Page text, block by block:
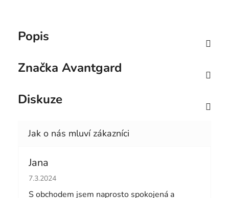
Popis
Značka Avantgard
Diskuze
Jana
Hodnocení obchodu je 5 z 5 hvězdiček.
7.3.2024
S obchodem jsem naprosto spokojená a